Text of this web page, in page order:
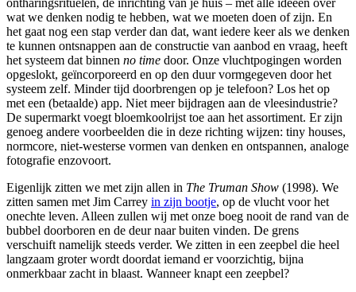
ontharingsrituelen, de inrichting van je huis – met alle ideeën over
wat we denken nodig te hebben, wat we moeten doen of zijn. En
het gaat nog een stap verder dan dat, want iedere keer als we denken
te kunnen ontsnappen aan de constructie van aanbod en vraag, heeft
het systeem dat binnen no time door. Onze vluchtpogingen worden
opgeslokt, geïncorporeerd en op den duur vormgegeven door het
systeem zelf. Minder tijd doorbrengen op je telefoon? Los het op
met een (betaalde) app. Niet meer bijdragen aan de vleesindustrie?
De supermarkt voegt bloemkoolrijst toe aan het assortiment. Er zijn
genoeg andere voorbeelden die in deze richting wijzen: tiny houses,
normcore, niet-westerse vormen van denken en ontspannen, analoge
fotografie enzovoort.
Eigenlijk zitten we met zijn allen in The Truman Show (1998). We
zitten samen met Jim Carrey in zijn bootje, op de vlucht voor het
onechte leven. Alleen zullen wij met onze boeg nooit de rand van de
bubbel doorboren en de deur naar buiten vinden. De grens
verschuift namelijk steeds verder. We zitten in een zeepbel die heel
langzaam groter wordt doordat iemand er voorzichtig, bijna
onmerkbaar zacht in blaast. Wanneer knapt een zeepbel?